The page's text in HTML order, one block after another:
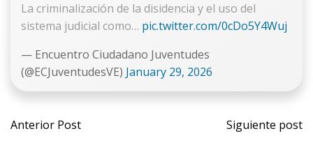
La criminalización de la disidencia y el uso del
sistema judicial como… pic.twitter.com/0cDo5Y4Wuj
— Encuentro Ciudadano Juventudes
(@ECJuventudesVE) January 29, 2026
Navegación
Anterior Post Siguiente post